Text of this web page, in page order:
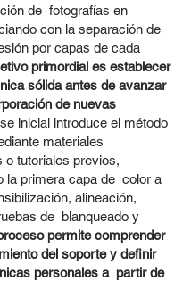
de fotografías en
con la separación de
por capas de cada
primordial es establecer
sólida antes de avanzar
de nuevas
inicial introduce el método
materiales
o tutoriales previos,
la primera capa de color a
alineación,
de blanqueado y
permite comprender
del soporte y definir
personales a partir de